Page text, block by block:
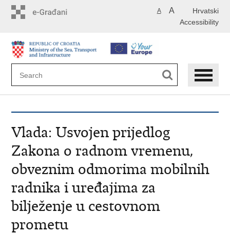
Hrvatski
A A
Accessibility
Vlada: Usvojen prijedlog
Zakona o radnom vremenu,
obveznim odmorima mobilnih
radnika i uređajima za
bilježenje u cestovnom
prometu